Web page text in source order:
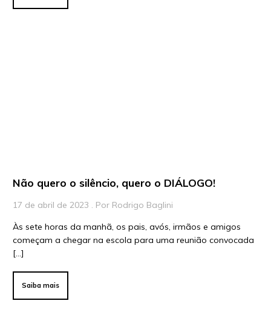
Não quero o silêncio, quero o DIÁLOGO!
17 de abril de 2023 . Por Rodrigo Baglini
Às sete horas da manhã, os pais, avós, irmãos e amigos
começam a chegar na escola para uma reunião convocada
[…]
Saiba mais